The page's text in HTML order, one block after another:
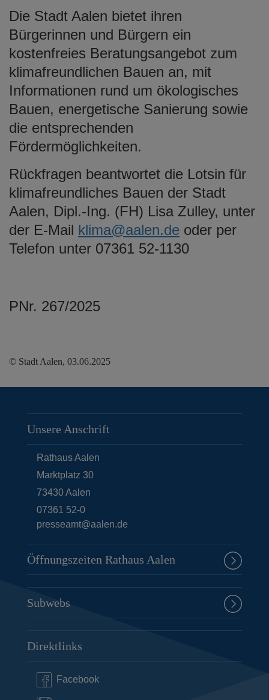
Die Stadt Aalen bietet ihren
Bürgerinnen und Bürgern ein
kostenfreies Beratungsangebot zum
klimafreundlichen Bauen an, mit
Informationen rund um ökologisches
Bauen, energetische Sanierung sowie
die entsprechenden
Fördermöglichkeiten.
Rückfragen beantwortet die Lotsin für
klimafreundliches Bauen der Stadt
Aalen, Dipl.-Ing. (FH) Lisa Zulley, unter
der E-Mail klima@aalen.de oder per
Telefon unter 07361 52-1130
PNr. 267/2025
© Stadt Aalen, 03.06.2025
Unsere Anschrift
Rathaus Aalen
Marktplatz 30
73430Aalen
07361 52-0
presseamt@aalen.de
Öffnungszeiten Rathaus Aalen
Subwebs
Direktlinks
Facebook